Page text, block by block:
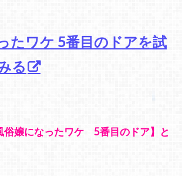
たワケ 5番目のドアを試
る
俗嬢になったワケ 5番目のドア】と